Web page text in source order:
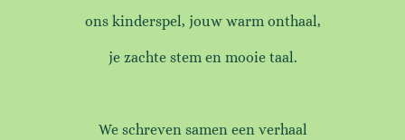
ons kinderspel, jouw warm onthaal,
je zachte stem en mooie taal.
We schreven samen een verhaal